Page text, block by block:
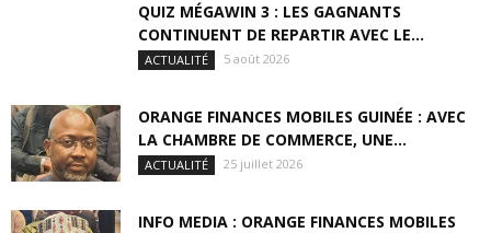
QUIZ MÉGAWIN 3 : LES GAGNANTS
CONTINUENT DE REPARTIR AVEC LE...
ACTUALITÉ 5 août 2026
ORANGE FINANCES MOBILES GUINÉE : AVEC
LA CHAMBRE DE COMMERCE, UNE...
ACTUALITÉ 25 juillet 2026
INFO MEDIA : ORANGE FINANCES MOBILES